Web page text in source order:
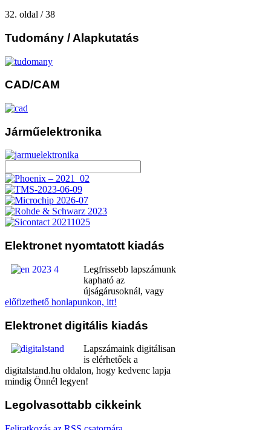
32. oldal / 38
Tudomány / Alapkutatás
CAD/CAM
Járműelektronika
Elektronet nyomtatott kiadás
Legfrissebb lapszámunk
kapható az
újságárusoknál, vagy
előfizethető honlapunkon, itt!
Elektronet digitális kiadás
Lapszámaink digitálisan
is elérhetőek a
digitalstand.hu oldalon, hogy kedvenc lapja
mindig Önnél legyen!
Legolvasottabb cikkeink